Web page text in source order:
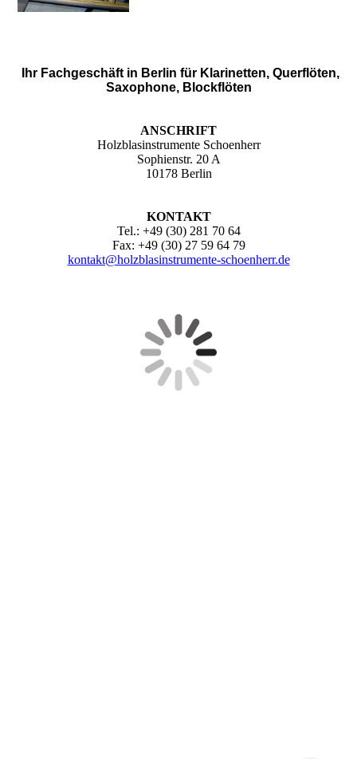
Ihr Fachgeschäft in Berlin für Klarinetten, Querflöten,
Saxophone, Blockflöten
ANSCHRIFT
Holzblasinstrumente Schoenherr
Sophienstr. 20 A
10178 Berlin
KONTAKT
Tel.: +49 (30) 281 70 64
Fax: +49 (30) 27 59 64 79
kontakt@holzblasinstrumente-schoenherr.de